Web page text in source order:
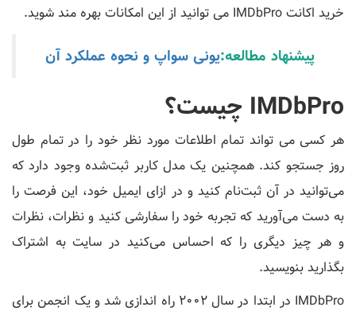
خرید اکانت IMDbPro می توانید از این امکانات بهره مند شوید.
پیشنهاد مطالعه:یونی سواپ و نحوه عملکرد آن
IMDbPro چیست؟
هر کسی می تواند تمام اطلاعات مورد نظر خود را در تمام طول
روز جستجو کند. همچنین یک مدل کاربر ثبت‌شده وجود دارد که
می‌توانید در آن ثبت‌نام کنید و در ازای ایمیل خود، این فرصت را
به دست می‌آورید که تجربه خود را سفارشی کنید و نظرات، نظرات
و هر چیز دیگری را که احساس می‌کنید در سایت به اشتراک
بگذارید بنویسید.
IMDbPro در ابتدا در سال 2002 راه اندازی شد و یک انجمن برای